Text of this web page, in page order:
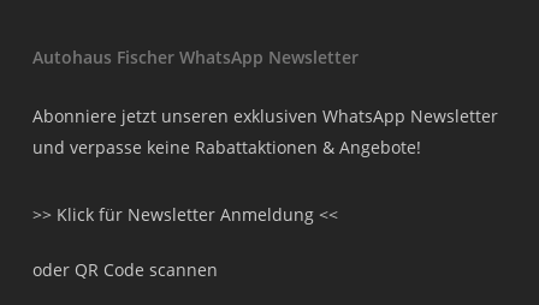
Autohaus Fischer WhatsApp Newsletter
Abonniere jetzt unseren exklusiven WhatsApp Newsletter
und verpasse keine Rabattaktionen & Angebote!
>> Klick für Newsletter Anmeldung <<
oder QR Code scannen